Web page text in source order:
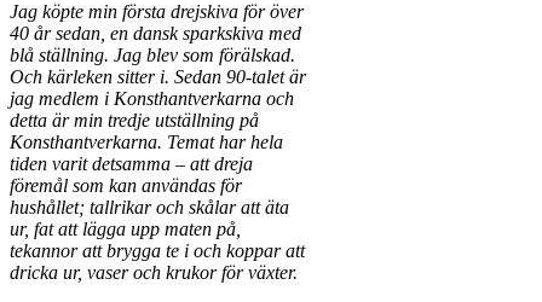
Jag köpte min första drejskiva för över
40 år sedan, en dansk sparkskiva med
blå ställning. Jag blev som förälskad.
Och kärleken sitter i. Sedan 90-talet är
jag medlem i Konsthantverkarna och
detta är min tredje utställning på
Konsthantverkarna. Temat har hela
tiden varit detsamma – att dreja
föremål som kan användas för
hushållet; tallrikar och skålar att äta
ur, fat att lägga upp maten på,
tekannor att brygga te i och koppar att
dricka ur, vaser och krukor för växter.